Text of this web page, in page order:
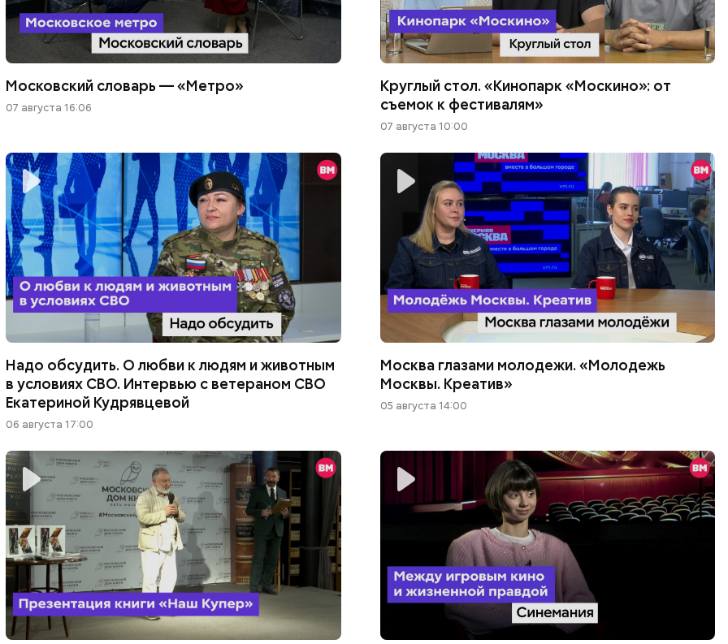
Московский словарь — «Метро»
07 августа 16:06
Круглый стол. «Кинопарк «Москино»: от
съемок к фестивалям»
07 августа 10:00
Надо обсудить. О любви к людям и животным
в условиях СВО. Интервью с ветераном СВО
Екатериной Кудрявцевой
06 августа 17:00
Москва глазами молодежи. «Молодежь
Москвы. Креатив»
05 августа 14:00